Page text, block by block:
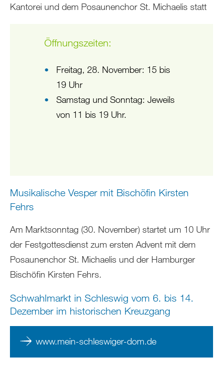
Kantorei und dem Posaunenchor St. Michaelis statt
Öffnungszeiten:
Freitag, 28. November: 15 bis
19 Uhr
Samstag und Sonntag: Jeweils
von 11 bis 19 Uhr.
Musikalische Vesper mit Bischöfin Kirsten
Fehrs
Am Marktsonntag (30. November) startet um 10 Uhr
der Festgottesdienst zum ersten Advent mit dem
Posaunenchor St. Michaelis und der Hamburger
Bischöfin Kirsten Fehrs.
Schwahlmarkt in Schleswig vom 6. bis 14.
Dezember im historischen Kreuzgang
www.mein-schleswiger-dom.de